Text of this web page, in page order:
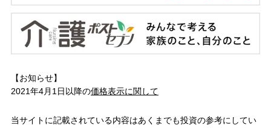
【お知らせ】
2021年4月1日以降の価格表示に関して
当サイトに記載されている内容はあくまでも投資の参考にしてい